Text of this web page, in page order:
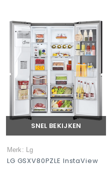
SNEL BEKIJKEN
Merk: Lg
LG GSXV80PZLE InstaView